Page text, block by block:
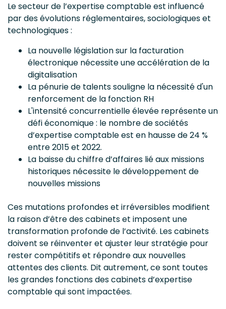
Le secteur de l’expertise comptable est influencé
par des évolutions réglementaires, sociologiques et
technologiques :
La nouvelle législation sur la facturation
électronique nécessite une accélération de la
digitalisation
La pénurie de talents souligne la nécessité d'un
renforcement de la fonction RH
L'intensité concurrentielle élevée représente un
défi économique : le nombre de sociétés
d’expertise comptable est en hausse de 24 %
entre 2015 et 2022.
La baisse du chiffre d’affaires lié aux missions
historiques nécessite le développement de
nouvelles missions
Ces mutations profondes et irréversibles modifient
la raison d’être des cabinets et imposent une
transformation profonde de l’activité. Les cabinets
doivent se réinventer et ajuster leur stratégie pour
rester compétitifs et répondre aux nouvelles
attentes des clients. Dit autrement, ce sont toutes
les grandes fonctions des cabinets d’expertise
comptable qui sont impactées.